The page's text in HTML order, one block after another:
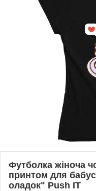
Футболка жіноча
принтом для
оладок" Push IT